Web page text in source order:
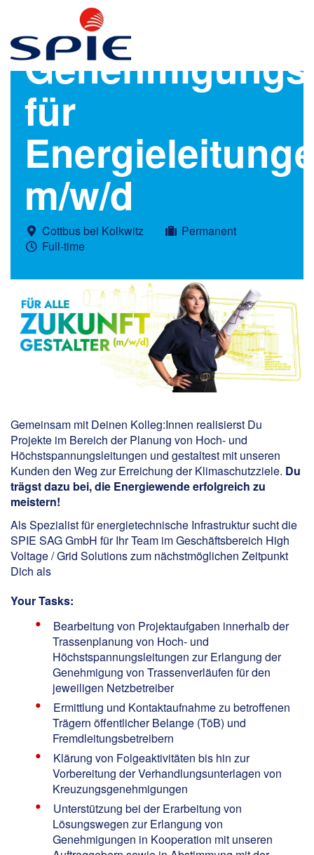
für
m/w/d
Cottbus bei Kolkwitz
Permanent
Full-time
Gemeinsam mit Deinen Kolleg:Innen realisierst Du
Projekte im Bereich der Planung von Hoch- und
Höchstspannungsleitungen und gestaltest mit unseren
Kunden den Weg zur Erreichung der Klimaschutzziele. Du
trägst dazu bei, die Energiewende erfolgreich zu
meistern!
Als Spezialist für energietechnische Infrastruktur sucht die
SPIE SAG GmbH für Ihr Team im Geschäftsbereich High
Voltage / Grid Solutions zum nächstmöglichen Zeitpunkt
Dich als
Your Tasks:
Bearbeitung von Projektaufgaben innerhalb der
Trassenplanung von Hoch- und
Höchstspannungsleitungen zur Erlangung der
Genehmigung von Trassenverläufen für den
jeweiligen Netzbetreiber
Ermittlung und Kontaktaufnahme zu betroffenen
Trägern öffentlicher Belange (TöB) und
Fremdleitungsbetreibern
Klärung von Folgeaktivitäten bis hin zur
Vorbereitung der Verhandlungsunterlagen von
Kreuzungsgenehmigungen
Unterstützung bei der Erarbeitung von
Lösungswegen zur Erlangung von
Genehmigungen in Kooperation mit unseren